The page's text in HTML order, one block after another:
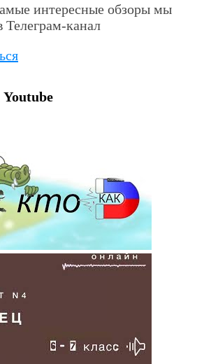
интересные обзоры мы
Телеграм-канал